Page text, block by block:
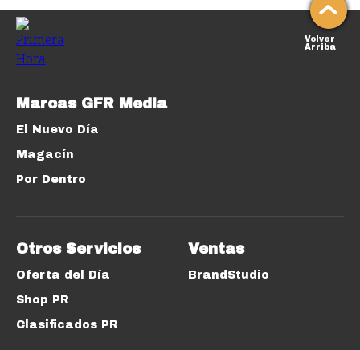
Volver
Arriba
Marcas GFR Media
El Nuevo Día
Magacín
Por Dentro
Otros Servicios
Oferta del Día
Shop PR
Clasificados PR
Ventas
BrandStudio